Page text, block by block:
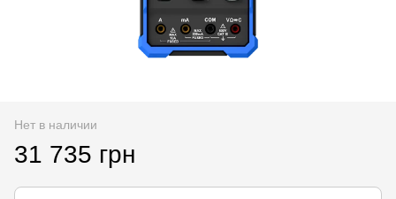
Нет в наличии
31 735 грн